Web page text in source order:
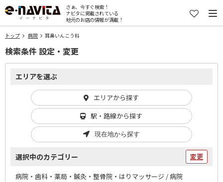
さぁ、今すぐ検索！
ナビタに掲載されている
地元のお店の情報が満載！
トップ 病院 耳鼻いんこう科
検索条件 設定・変更
エリアを選ぶ
エリアから探す
駅・路線から探す
現在地から探す
選択中のカテゴリー 変更
病院・歯科・薬局・鍼灸・整骨院・はりマッサージ / 病院